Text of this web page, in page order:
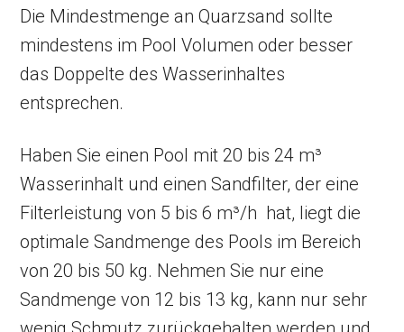
Die Mindestmenge an Quarzsand sollte
mindestens im Pool Volumen oder besser
das Doppelte des Wasserinhaltes
entsprechen.
Haben Sie einen Pool mit 20 bis 24 m³
Wasserinhalt und einen Sandfilter, der eine
Filterleistung von 5 bis 6 m³/h hat, liegt die
optimale Sandmenge des Pools im Bereich
von 20 bis 50 kg. Nehmen Sie nur eine
Sandmenge von 12 bis 13 kg, kann nur sehr